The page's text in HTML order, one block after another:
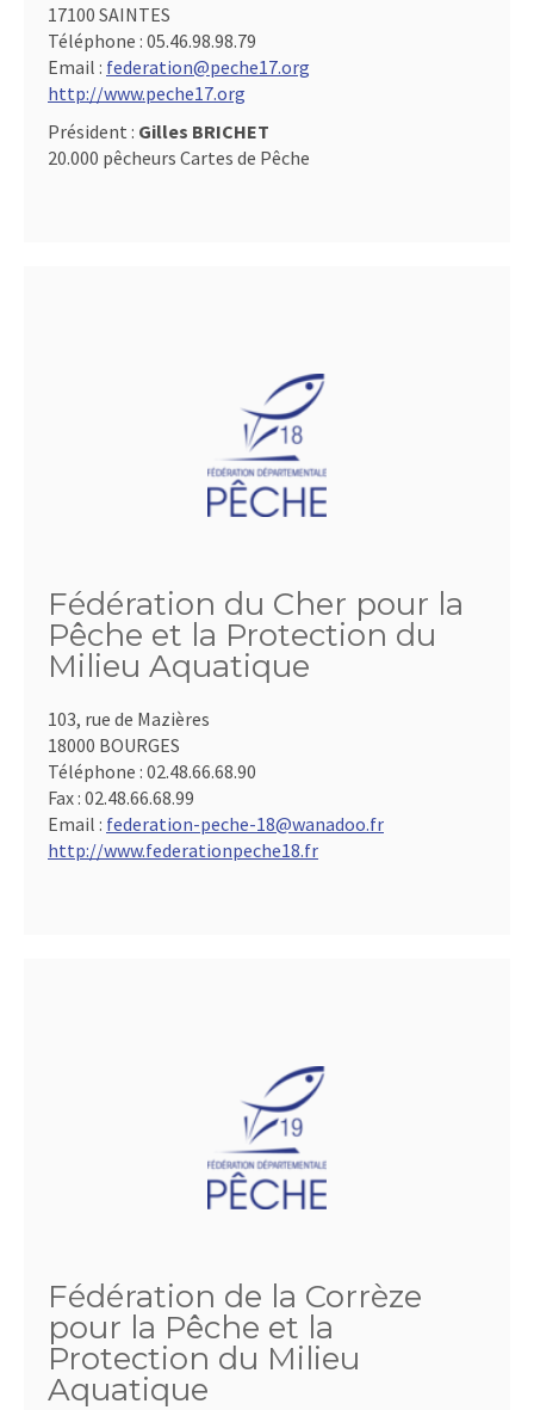
17100 SAINTES
Téléphone : 05.46.98.98.79
Email : federation@peche17.org
http://www.peche17.org
Président : Gilles BRICHET
20.000 pêcheurs Cartes de Pêche
Fédération du Cher pour la
Pêche et la Protection du
Milieu Aquatique
103, rue de Mazières
18000 BOURGES
Téléphone : 02.48.66.68.90
Fax : 02.48.66.68.99
Email : federation-peche-18@wanadoo.fr
http://www.federationpeche18.fr
Fédération de la Corrèze
pour la Pêche et la
Protection du Milieu
Aquatique